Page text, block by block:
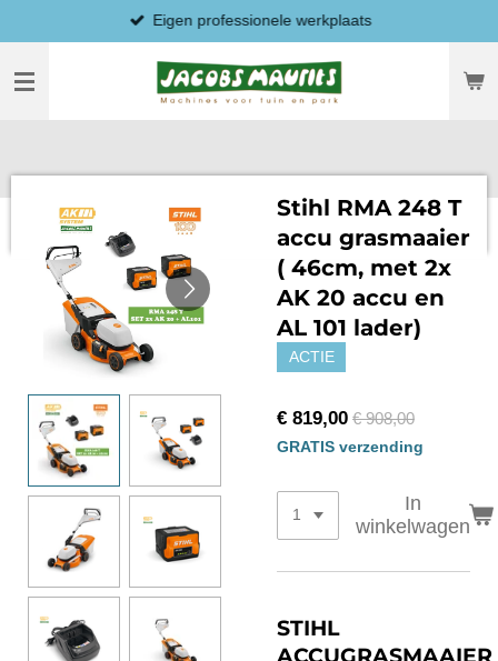
direct
naar
hoofdinhoud
Eigen professionele werkplaats
Stihl RMA 248 T
accu grasmaaier
( 46cm, met 2x
AK 20 accu en
AL 101 lader)
ACTIE
€ 819,00 € 908,00
GRATIS verzending
In
winkelwagen
STIHL